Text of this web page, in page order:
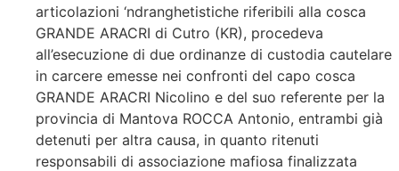
articolazioni ‘ndranghetistiche riferibili alla cosca
GRANDE ARACRI di Cutro (KR), procedeva
all’esecuzione di due ordinanze di custodia cautelare
in carcere emesse nei confronti del capo cosca
GRANDE ARACRI Nicolino e del suo referente per la
provincia di Mantova ROCCA Antonio, entrambi già
detenuti per altra causa, in quanto ritenuti
responsabili di associazione mafiosa finalizzata